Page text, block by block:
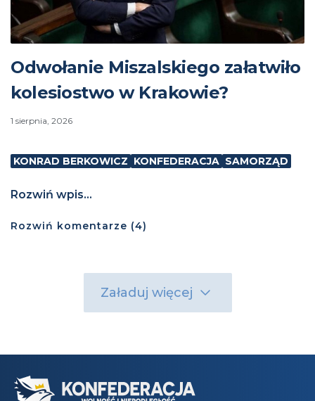
Odwołanie Miszalskiego załatwiło
kolesiostwo w Krakowie?
1 sierpnia, 2026
KONRAD BERKOWICZ KONFEDERACJA SAMORZĄD
Rozwiń wpis...
Rozwiń komentarze (4)
Załaduj więcej